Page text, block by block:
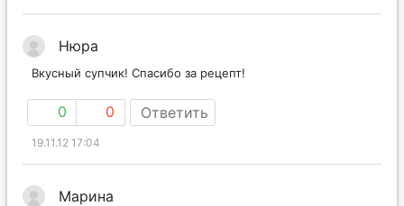
Нюра
Вкусный супчик! Спасибо за рецепт!
0 0 Ответить
19.11.12 17:04
Марина